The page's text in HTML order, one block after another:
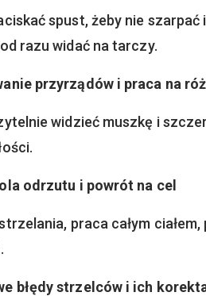
spust, żeby nie
razu widać na tarczy.
przyrządów i praca na
widzieć muszkę i
odrzutu i powrót na cel
praca całym
błędy strzelców i ich